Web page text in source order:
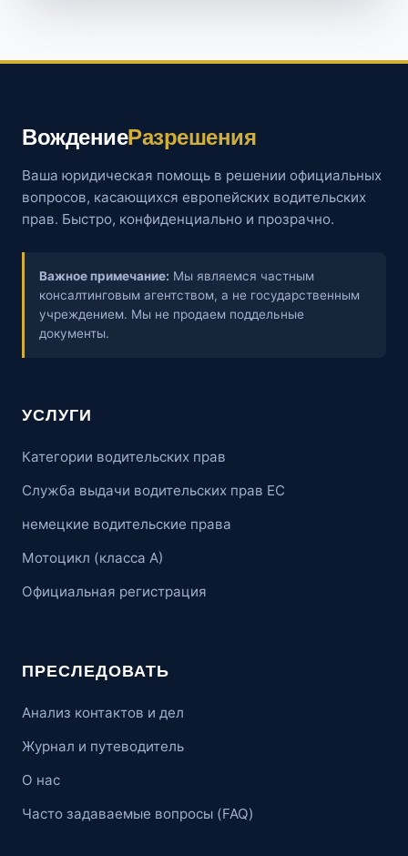
ВождениеРазрешения
Ваша юридическая помощь в решении официальных
вопросов, касающихся европейских водительских
прав. Быстро, конфиденциально и прозрачно.
Важное примечание: Мы являемся частным
консалтинговым агентством, а не государственным
учреждением. Мы не продаем поддельные
документы.
УСЛУГИ
Категории водительских прав
Служба выдачи водительских прав ЕС
немецкие водительские права
Мотоцикл (класса А)
Официальная регистрация
ПРЕСЛЕДОВАТЬ
Анализ контактов и дел
Журнал и путеводитель
О нас
Часто задаваемые вопросы (FAQ)